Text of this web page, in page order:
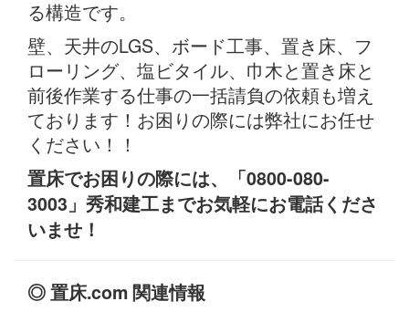
る構造です。
壁、天井のLGS、ボード工事、置き床、フ
ローリング、塩ビタイル、巾木と置き床と
前後作業する仕事の一括請負の依頼も増え
ております！お困りの際には弊社にお任せ
ください！！
置床でお困りの際には、「0800-080-
3003」秀和建工までお気軽にお電話くださ
いませ！
◎ 置床.com 関連情報